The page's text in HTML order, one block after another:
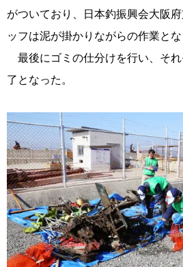
がついており、日本釣振興会大阪
ッフは泥が掛かりながらの作業とな
最後にゴミの仕分けを行い、そ
了となった。